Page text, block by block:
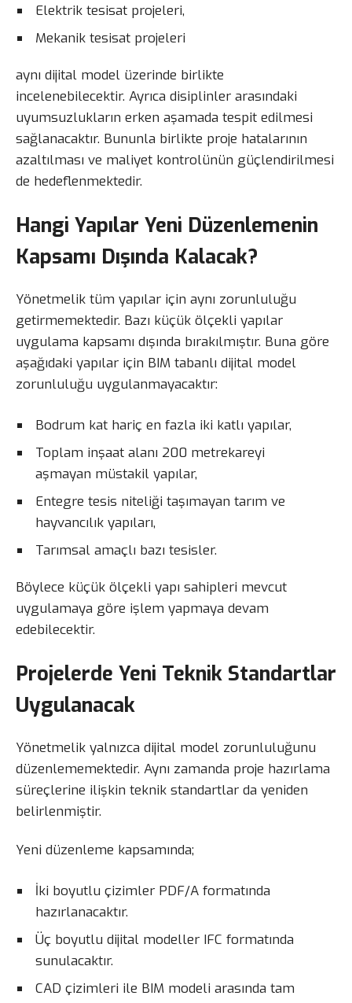
Elektrik tesisat projeleri,
Mekanik tesisat projeleri
aynı dijital model üzerinde birlikte
incelenebilecektir. Ayrıca disiplinler arasındaki
uyumsuzlukların erken aşamada tespit edilmesi
sağlanacaktır. Bununla birlikte proje hatalarının
azaltılması ve maliyet kontrolünün güçlendirilmesi
de hedeflenmektedir.
Hangi Yapılar Yeni Düzenlemenin
Kapsamı Dışında Kalacak?
Yönetmelik tüm yapılar için aynı zorunluluğu
getirmemektedir. Bazı küçük ölçekli yapılar
uygulama kapsamı dışında bırakılmıştır. Buna göre
aşağıdaki yapılar için BIM tabanlı dijital model
zorunluluğu uygulanmayacaktır:
Bodrum kat hariç en fazla iki katlı yapılar,
Toplam inşaat alanı 200 metrekareyi
aşmayan müstakil yapılar,
Entegre tesis niteliği taşımayan tarım ve
hayvancılık yapıları,
Tarımsal amaçlı bazı tesisler.
Böylece küçük ölçekli yapı sahipleri mevcut
uygulamaya göre işlem yapmaya devam
edebilecektir.
Projelerde Yeni Teknik Standartlar
Uygulanacak
Yönetmelik yalnızca dijital model zorunluluğunu
düzenlememektedir. Aynı zamanda proje hazırlama
süreçlerine ilişkin teknik standartlar da yeniden
belirlenmiştir.
Yeni düzenleme kapsamında;
İki boyutlu çizimler PDF/A formatında
hazırlanacaktır.
Üç boyutlu dijital modeller IFC formatında
sunulacaktır.
CAD çizimleri ile BIM modeli arasında tam